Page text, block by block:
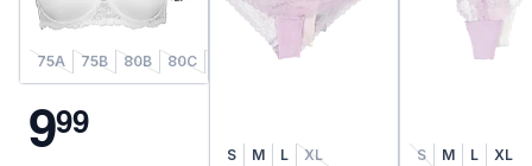
75A 75B 80B 80C 85C 90B
999
S M L XL S M L XL